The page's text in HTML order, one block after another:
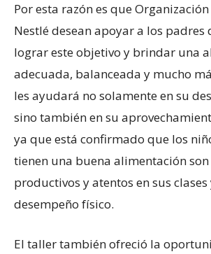
Por esta razón es que
Nestlé desean apoyar a los
lograr este objetivo y brindar una
adecuada, balanceada y mucho
les ayudará no solamente en su
sino también en su
ya que está confirmado que los
tienen una buena alimentación son
productivos y atentos en sus clases
desempeño físico.
El taller también ofreció la